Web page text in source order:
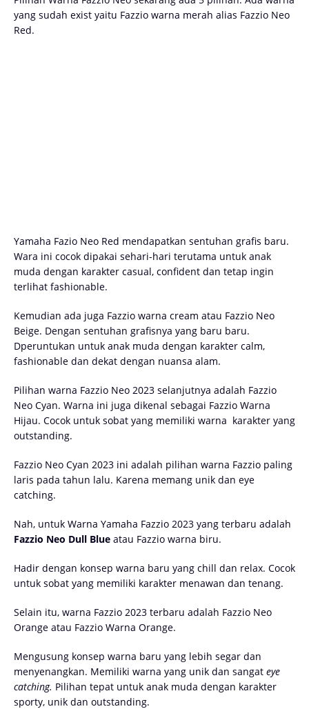
yang sudah exist yaitu Fazzio warna merah alias Fazzio Neo
Red.
Yamaha Fazio Neo Red mendapatkan sentuhan grafis baru.
Wara ini cocok dipakai sehari-hari terutama untuk anak
muda dengan karakter casual, confident dan tetap ingin
terlihat fashionable.
Kemudian ada juga Fazzio warna cream atau Fazzio Neo
Beige. Dengan sentuhan grafisnya yang baru baru.
Dperuntukan untuk anak muda dengan karakter calm,
fashionable dan dekat dengan nuansa alam.
Pilihan warna Fazzio Neo 2023 selanjutnya adalah Fazzio
Neo Cyan. Warna ini juga dikenal sebagai Fazzio Warna
Hijau. Cocok untuk sobat yang memiliki warna karakter yang
outstanding.
Fazzio Neo Cyan 2023 ini adalah pilihan warna Fazzio paling
laris pada tahun lalu. Karena memang unik dan eye
catching.
Nah, untuk Warna Yamaha Fazzio 2023 yang terbaru adalah
Fazzio Neo Dull Blue atau Fazzio warna biru.
Hadir dengan konsep warna baru yang chill dan relax. Cocok
untuk sobat yang memiliki karakter menawan dan tenang.
Selain itu, warna Fazzio 2023 terbaru adalah Fazzio Neo
Orange atau Fazzio Warna Orange.
Mengusung konsep warna baru yang lebih segar dan
menyenangkan. Memiliki warna yang unik dan sangat eye
catching. Pilihan tepat untuk anak muda dengan karakter
sporty, unik dan outstanding.